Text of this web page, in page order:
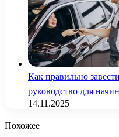
Как правильно
руководство для
14.11.2025
Похожее